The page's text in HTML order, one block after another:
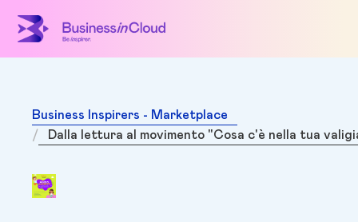
Business Inspirers - Marketplace
Dalla lettura al movimento "Cosa c'è nella tua